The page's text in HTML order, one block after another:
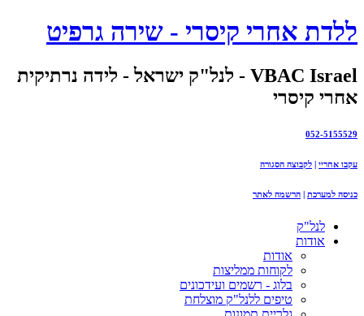
ללדת אחרי קיסרי - שירה גרפיט
VBAC Israel - לנל"ק ישראל - לידה נרתיקית
אחרי קיסרי
052-5155529
עקבו אחריי | לקבוצה הסגורה
כניסה למערכת | הרשמה לאתר
לנל"ק
אודות
אודות
לקוחות ממליצות
בלוג - רשמים ועידכונים
טיפים ללנל"ק מוצלחת